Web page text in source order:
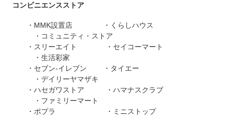
コンビニエンスストア
・MMK設置店 ・くらしハウス
・コミュニティ・ストア
・スリーエイト ・セイコーマート
・生活彩家
・セブン‐イレブン ・タイエー
・デイリーヤマザキ
・ハセガワストア ・ハマナスクラブ
・ファミリーマート
・ポプラ ・ミニストップ